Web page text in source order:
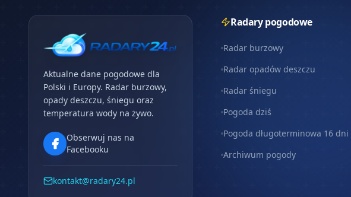
Aktualne dane pogodowe dla
Polski i Europy. Radar burzowy,
opady deszczu, śniegu oraz
temperatura wody na żywo.
Obserwuj nas na
Facebooku
kontakt@radary24.pl
Radary pogodowe
Radar burzowy
Radar opadów deszczu
Radar śniegu
Pogoda dziś
Pogoda długoterminowa 16 dni
Archiwum pogody